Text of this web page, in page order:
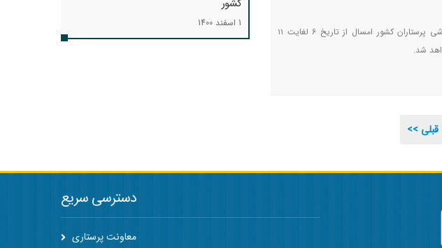
معاون فرهنگی رفاهی سازمان نظام پرستاری گفت: مسابقات فرهنگی ورزشی پرستاران کشور امسال از تاریخ ۶ لغایت ۱۱
شد.
قبلی
کشور
1 اسفند 1400
دسترسی سریع
معاونت پرستاری